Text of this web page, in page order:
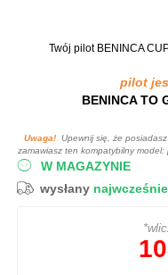
Twój pilot BENINCA
pilot
BENINCA TO
Uwaga! Upewnij się, że
zamawiasz ten kompatybilny
W MAGAZYNIE
wysłany